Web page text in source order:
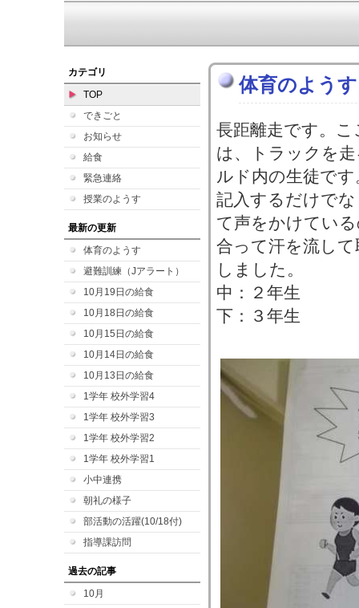
カテゴリ
TOP
できごと
お知らせ
給食
緊急連絡
授業のようす
最新の更新
体育のようす
避難訓練（Jアラート）
10月19日の給食
10月18日の給食
10月15日の給食
10月14日の給食
10月13日の給食
1学年 校外学習4
1学年 校外学習3
1学年 校外学習2
1学年 校外学習1
小中連携
朝礼の様子
部活動の活躍(10/18付)
指導課訪問
過去の記事
10月
体育のようす
長距離走です。
は、トラックを
ルド内の生徒で
記入するだけで
て声をかけてい
合って汗を流し
しました。
中：２年生
下：３年生